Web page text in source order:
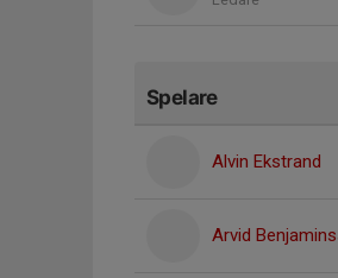
Spelare
Alvin Ekstrand
Arvid